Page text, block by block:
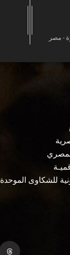
- مصر
للشكاوى الموحدة